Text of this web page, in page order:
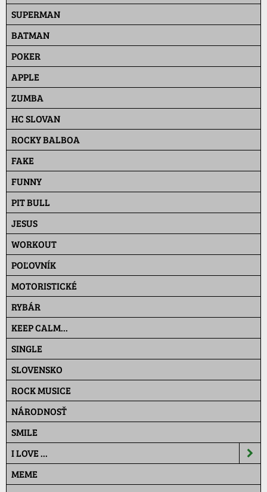
SUPERMAN
BATMAN
POKER
APPLE
ZUMBA
HC SLOVAN
ROCKY BALBOA
FAKE
FUNNY
PIT BULL
JESUS
WORKOUT
POĽOVNÍK
MOTORISTICKÉ
RYBÁR
KEEP CALM...
SINGLE
SLOVENSKO
ROCK MUSICE
NÁRODNOSŤ
SMILE
I LOVE ...
MEME